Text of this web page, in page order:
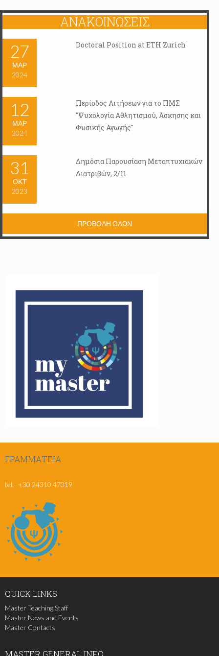
ΑΝΑΚΟΙΝΏΣΕΙΣ
27
ΜΑΡ
2024
Doctoral Position at ETH Zurich
12
ΜΑΡ
2024
Περίοδος Αιτήσεων για το ΠΜΣ
"Ψυχολογία Αθλητισμού, Άσκησης και
Φυσικής Αγωγής"
31
ΟΚΤ
2023
Δημόσια Παρουσίαση Μεταπτυχιακών
Διατριβών, 2/11
ΠΡΟΒΟΛΗ ΟΛΩΝ
ΓΡΑΜΜΑΤΕΊΑ
tel: +30 24310 47019
QUICKLINKS
Master Teaching Staff
Master News and Events
Master Contacts